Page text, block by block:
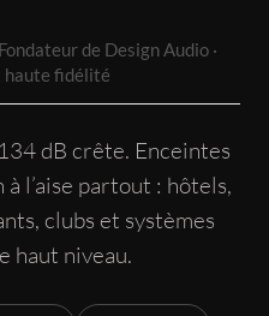
de Design Audio ·
haute fidélité
dB crête. Enceintes
l’aise partout : hôtels,
clubs et systèmes
haut niveau.